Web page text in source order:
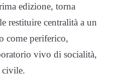
edizione, torna
restituire centralità a un
come periferico,
vivo di socialità,
civile.